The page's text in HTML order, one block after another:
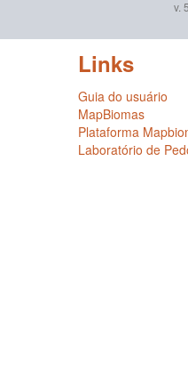
v.
Links
Guia do usuário
MapBiomas
Plataforma
Laboratório de